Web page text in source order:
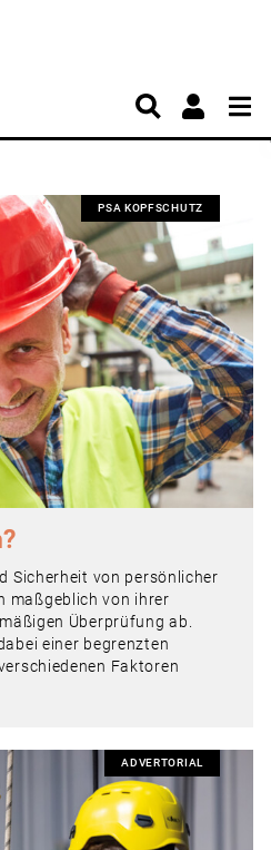
PSA KOPFSCHUTZ
Sicherheit von persönlicher
maßgeblich von ihrer
Überprüfung ab.
einer begrenzten
Faktoren
ADVERTORIAL